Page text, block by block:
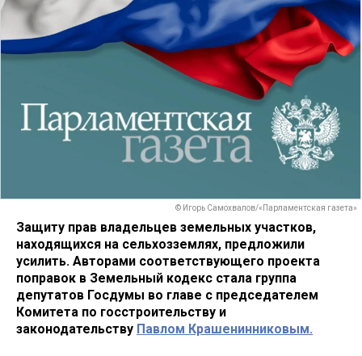
© Игорь Самохвалов/«Парламентская газета»
Защиту прав владельцев земельных участков,
находящихся на сельхозземлях, предложили
усилить. Авторами соответствующего проекта
поправок в Земельный кодекс стала группа
депутатов Госдумы во главе с председателем
Комитета по госстроительству и
законодательству Павлом Крашенинниковым.